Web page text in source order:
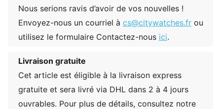
Nous serions ravis d’avoir de vos nouvelles !
Envoyez-nous un courriel à cs@citywatches.fr ou
utilisez le formulaire Contactez-nous ici.
Livraison gratuite
Cet article est éligible à la livraison express
gratuite et sera livré via DHL dans 2 à 4 jours
ouvrables. Pour plus de détails, consultez notre